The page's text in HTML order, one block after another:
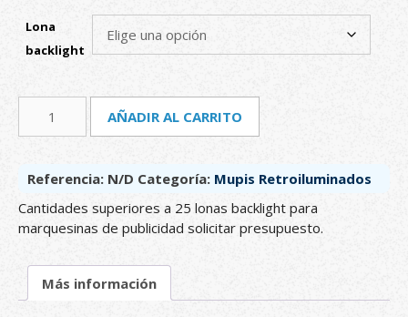
Lona
backlight
vertical
AÑADIR AL CARRITO
r
n
a
Referencia: N/D Categoría: Mupis Retroiluminados
Cantidades superiores a 25 lonas backlight para
marquesinas de publicidad solicitar presupuesto.
Más información